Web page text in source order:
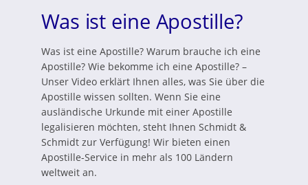
Was ist eine Apostille?
Was ist eine Apostille? Warum brauche ich eine
Apostille? Wie bekomme ich eine Apostille? –
Unser Video erklärt Ihnen alles, was Sie über die
Apostille wissen sollten. Wenn Sie eine
ausländische Urkunde mit einer Apostille
legalisieren möchten, steht Ihnen Schmidt &
Schmidt zur Verfügung! Wir bieten einen
Apostille-Service in mehr als 100 Ländern
weltweit an.